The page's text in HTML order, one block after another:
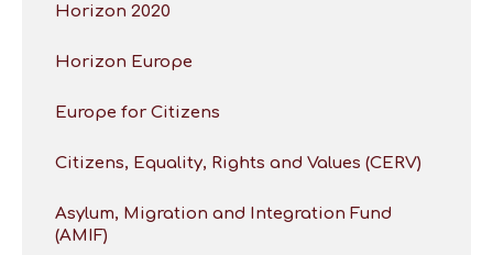
Horizon 2020
Horizon Europe
Europe for Citizens
Citizens, Equality, Rights and Values (CERV)
Asylum, Migration and Integration Fund
(AMIF)